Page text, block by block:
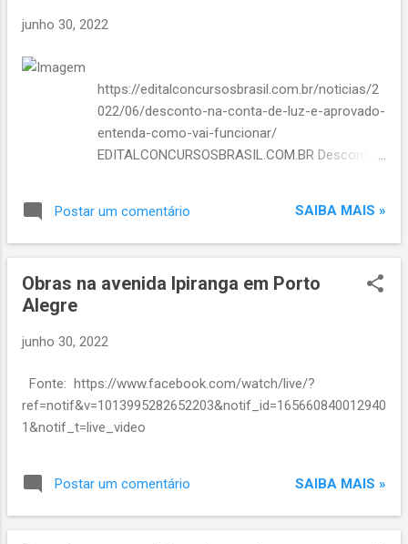
junho 30, 2022
https://editalconcursosbrasil.com.br/noticias/2
022/06/desconto-na-conta-de-luz-e-aprovado-
entenda-como-vai-funcionar/
EDITALCONCURSOSBRASIL.COM.BR Desconto
Postar um comentário SAIBA MAIS »
Obras na avenida Ipiranga em Porto
Alegre
junho 30, 2022
Fonte: https://www.facebook.com/watch/live/?
ref=notif&v=1013995282652203&notif_id=165660840012940
1&notif_t=live_video
Postar um comentário SAIBA MAIS »